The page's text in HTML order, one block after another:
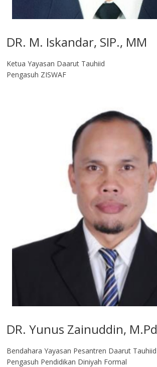
DR. M. Iskandar, SIP., MM
Ketua Yayasan Daarut Tauhiid
Pengasuh ZISWAF
DR. Yunus Zainuddin, M.Pd
Bendahara Yayasan Pesantren Daarut Tauhiid
Pengasuh Pendidikan Diniyah Formal